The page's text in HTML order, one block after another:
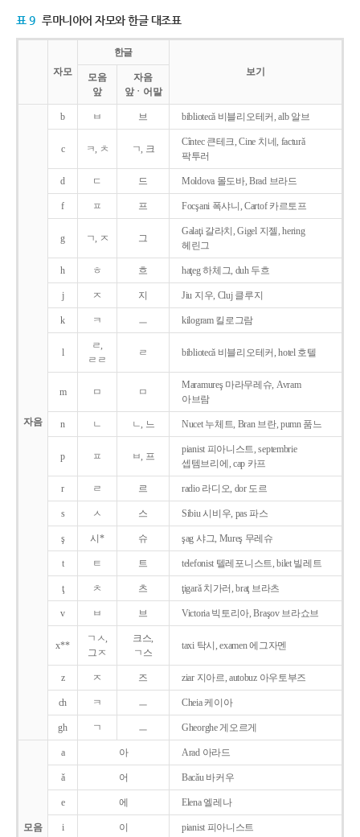
표 9 루마니아어 자모와 한글 대조표
자모
한글
보기
모음
앞
자음
앞ㆍ어말
자음
b ㅂ 브 bibliotecǎ 비블리오테커, alb 알브
c ㅋ, ㅊ ㄱ, 크
Cîntec 큰테크, Cine 치네, facturǎ
팍투러
d ㄷ 드 Moldova 몰도바, Brad 브라드
f ㅍ 프 Focşani 폭샤니, Cartof 카르토프
g ㄱ, ㅈ 그
Galaţi 갈라치, Gigel 지젤, hering
헤린그
h ㅎ 흐 haţeg 하체그, duh 두흐
j ㅈ 지 Jiu 지우, Cluj 클루지
k ㅋ ㅡ kilogram 킬로그람
l
ㄹ,
ㄹㄹ
ㄹ bibliotecǎ 비블리오테커, hotel 호텔
m ㅁ ㅁ
Maramureş 마라무레슈, Avram
아브람
n ㄴ ㄴ, 느 Nucet 누체트, Bran 브란, pumn 품느
p ㅍ ㅂ, 프
pianist 피아니스트, septembrie
셉템브리에, cap 카프
r ㄹ 르 radio 라디오, dor 도르
s ㅅ 스 Sibiu 시비우, pas 파스
ş 시* 슈 şag 샤그, Mureş 무레슈
t ㅌ 트 telefonist 텔레포니스트, bilet 빌레트
ţ ㅊ 츠 ţigarǎ 치가러, braţ 브라츠
v ㅂ 브 Victoria 빅토리아, Braşov 브라쇼브
x**
ㄱㅅ,
그ㅈ
크스,
ㄱ스
taxi 탁시, examen 에그자멘
z ㅈ 즈 ziar 지아르, autobuz 아우토부즈
ch ㅋ ㅡ Cheia 케이아
gh ㄱ ㅡ Gheorghe 게오르게
모음
a 아 Arad 아라드
ǎ 어 Bacǎu 바커우
e 에 Elena 엘레나
i 이 pianist 피아니스트